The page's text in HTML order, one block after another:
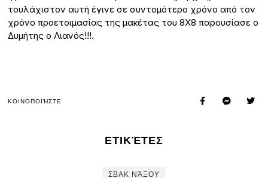
τουλάχιστον αυτή έγινε σε συντομότερο χρόνο από τον
χρόνο προετοιμασίας της μακέτας του 8Χ8 παρουσίασε ο
Δυμήτης ο Λιανός!!!.
ΚΟΙΝΟΠΟΙΉΣΤΕ
ΕΤΙΚΈΤΕΣ
ΣΒΑΚ ΝΆΞΟΥ